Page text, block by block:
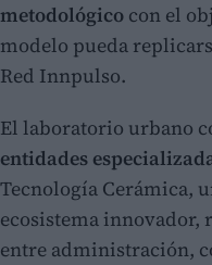
metodológico con el
modelo pueda
Red Innpulso.
El laboratorio urbano
entidades
Tecnología Cerámica,
ecosistema innovador,
entre administración,